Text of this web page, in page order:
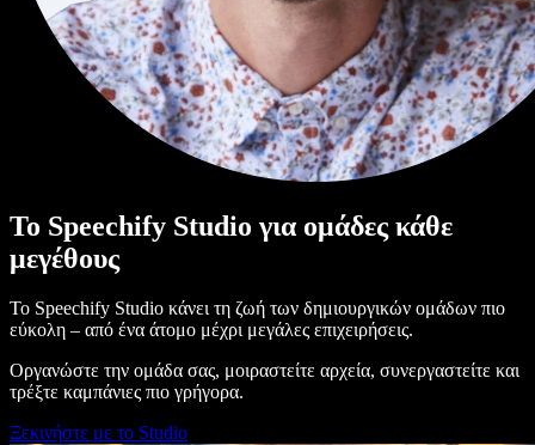
Το Speechify Studio για ομάδες κάθε
μεγέθους
Το Speechify Studio κάνει τη ζωή των δημιουργικών ομάδων πιο
εύκολη – από ένα άτομο μέχρι μεγάλες επιχειρήσεις.
Οργανώστε την ομάδα σας, μοιραστείτε αρχεία, συνεργαστείτε και
τρέξτε καμπάνιες πιο γρήγορα.
Ξεκινήστε με το Studio